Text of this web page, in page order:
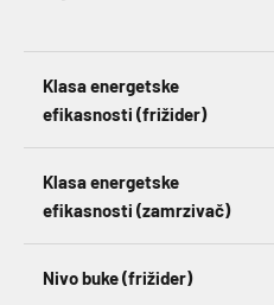
Klasa energetske
efikasnosti (frižider)
Klasa energetske
efikasnosti (zamrzivač)
Nivo buke (frižider)